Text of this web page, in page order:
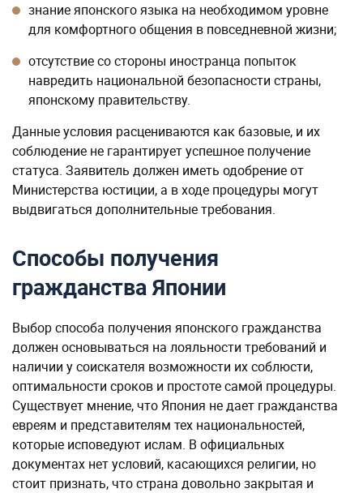
знание японского языка на необходимом уровне
для комфортного общения в повседневной жизни;
отсутствие со стороны иностранца попыток
навредить национальной безопасности страны,
японскому правительству.
Данные условия расцениваются как базовые, и их
соблюдение не гарантирует успешное получение
статуса. Заявитель должен иметь одобрение от
Министерства юстиции, а в ходе процедуры могут
выдвигаться дополнительные требования.
Способы получения
гражданства Японии
Выбор способа получения японского гражданства
должен основываться на лояльности требований и
наличии у соискателя возможности их соблюсти,
оптимальности сроков и простоте самой процедуры.
Существует мнение, что Япония не дает гражданства
евреям и представителям тех национальностей,
которые исповедуют ислам. В официальных
документах нет условий, касающихся религии, но
стоит признать, что страна довольно закрытая и